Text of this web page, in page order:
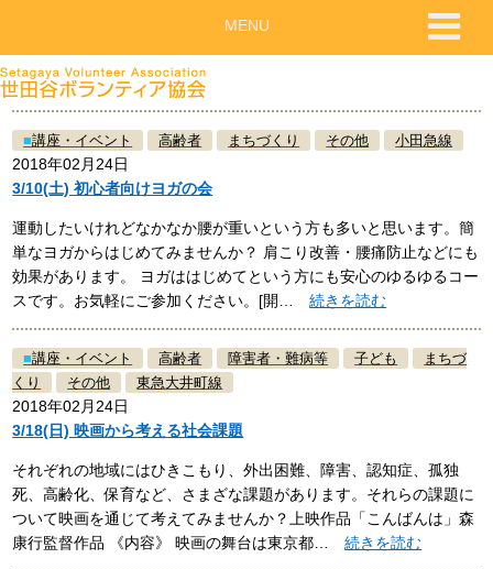
■講座・イベント 高齢者 まちづくり その他 小田急線
2018年02月24日
3/10(土) 初心者向けヨガの会
運動したいけれどなかなか腰が重いという方も多いと思います。簡
単なヨガからはじめてみませんか？ 肩こり改善・腰痛防止などにも
効果があります。 ヨガははじめてという方にも安心のゆるゆるコー
スです。お気軽にご参加ください。[開…続きを読む
■講座・イベント 高齢者 障害者・難病等 子ども
まちづ
くり
その他 東急大井町線
2018年02月24日
3/18(日) 映画から考える社会課題
それぞれの地域にはひきこもり、外出困難、障害、認知症、孤独
死、高齢化、保育など、さまざな課題があります。それらの課題に
ついて映画を通じて考えてみませんか？上映作品「こんばんは」森
康行監督作品 《内容》 映画の舞台は東京都…続きを読む
MENU